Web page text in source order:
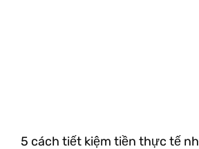
5 cách tiết kiệm tiền thực tế